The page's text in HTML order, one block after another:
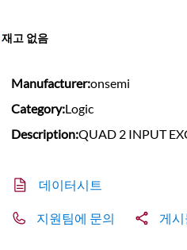
재고 없음
Manufacturer:onsemi
Category:Logic
Description:QUAD 2 INPUT
데이터시트
지원팀에 문의 게시